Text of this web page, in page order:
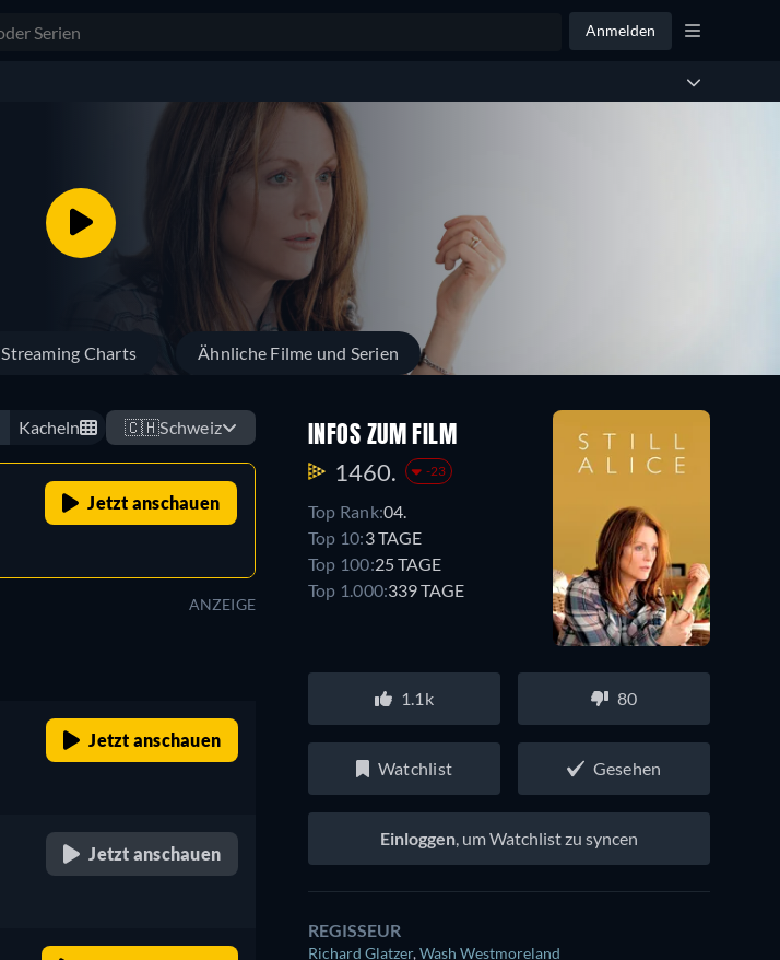
Anmelden
Streaming Charts Ähnliche Filme und Serien
Kacheln 🇨🇭Schweiz
Jetzt anschauen
ANZEIGE
Jetzt anschauen
Jetzt anschauen
INFOS ZUM FILM
1460. -23
Top Rank:04.
Top 10:3 TAGE
Top 100:25 TAGE
Top 1.000:339 TAGE
1.1k 80
Watchlist Gesehen
Einloggen, um Watchlist zu syncen
REGISSEUR
Richard Glatzer,Wash Westmoreland